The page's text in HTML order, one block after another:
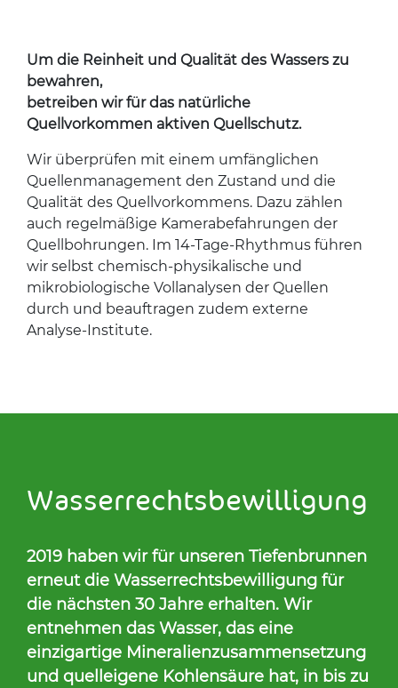
Um die Reinheit und Qualität des Wassers zu
bewahren,
betreiben wir für das natürliche
Quellvorkommen aktiven Quellschutz.
Wir überprüfen mit einem umfänglichen
Quellenmanagement den Zustand und die
Qualität des Quellvorkommens. Dazu zählen
auch regelmäßige Kamerabefahrungen der
Quellbohrungen. Im 14-Tage-Rhythmus führen
wir selbst chemisch-physikalische und
mikrobiologische Vollanalysen der Quellen
durch und beauftragen zudem externe
Analyse-Institute.
Was­ser­rechts­be­wil­li­gung
2019 haben wir für unseren Tiefenbrunnen
erneut die Wasserrechtsbewilligung für
die nächsten 30 Jahre erhalten. Wir
entnehmen das Wasser, das eine
einzigartige Mineralienzusammensetzung
und quelleigene Kohlensäure hat, in bis zu